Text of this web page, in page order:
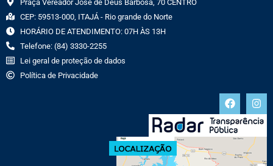
Praça Vereador José de Deus Barbosa, 70 CENTRO
CEP: 59513-000, ITAJÁ - Rio grande do Norte
HORÁRIO DE ATENDIMENTO: 07H ÀS 13H
Telefone: (84) 3330-2255
Lei geral de proteção de dados
Política de Privacidade